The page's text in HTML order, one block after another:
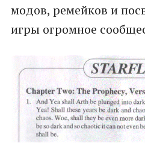
модов, ремейков и
игры огромное